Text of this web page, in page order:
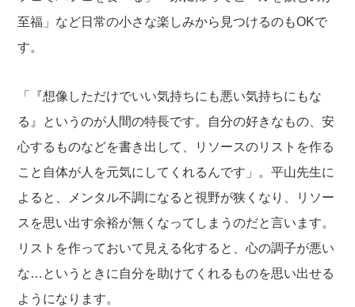
至福」など日常の小さな楽しみから見つけるのもOKで
す。
「『想像しただけでいい気持ちにも悪い気持ちにもな
る』というのが人間の特長です。自分の好きなもの、安
心するものなどを書き出して、リソースのリストを作る
こと自体が人を元気にしてくれるんです」。平山先生に
よると、メンタル不調になると視野が狭くなり、リソー
スを思い出す余裕が無くなってしまうのだと言います。
リストを作っておいて見える化すると、心の調子が悪い
な…というときに自分を助けてくれるものを思い出せる
ようになります。